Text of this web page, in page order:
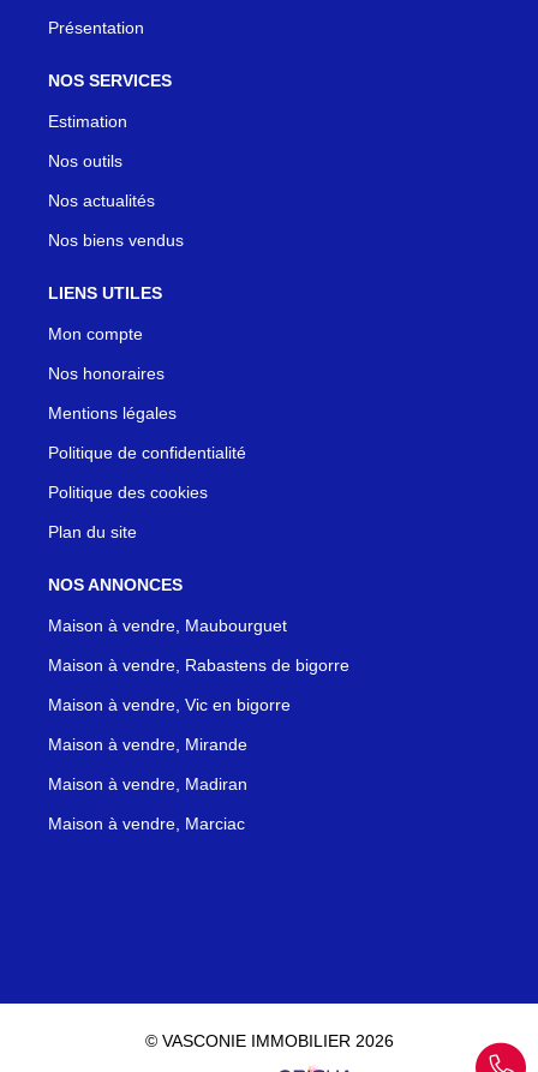
Présentation
NOS SERVICES
Estimation
Nos outils
Nos actualités
Nos biens vendus
LIENS UTILES
Mon compte
Nos honoraires
Mentions légales
Politique de confidentialité
Politique des cookies
Plan du site
NOS ANNONCES
Maison à vendre, Maubourguet
Maison à vendre, Rabastens de bigorre
Maison à vendre, Vic en bigorre
Maison à vendre, Mirande
Maison à vendre, Madiran
Maison à vendre, Marciac
© VASCONIE IMMOBILIER 2026